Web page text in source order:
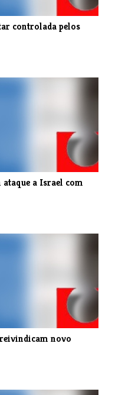
controlada pelos
a Israel com
novo